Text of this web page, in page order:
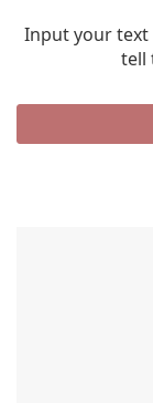
Input your
tell